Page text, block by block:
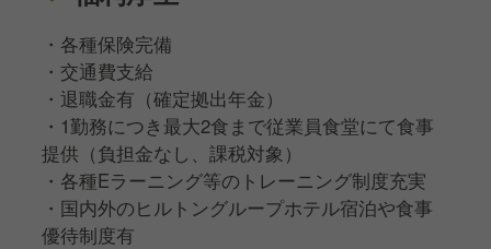
・各種保険完備
・交通費支給
・退職金有（確定拠出年金）
・1勤務につき最大2食まで従業員食堂にて食事
提供（負担金なし、課税対象）
・各種Eラーニング等のトレーニング制度充実
・国内外のヒルトングループホテル宿泊や食事
優待制度有